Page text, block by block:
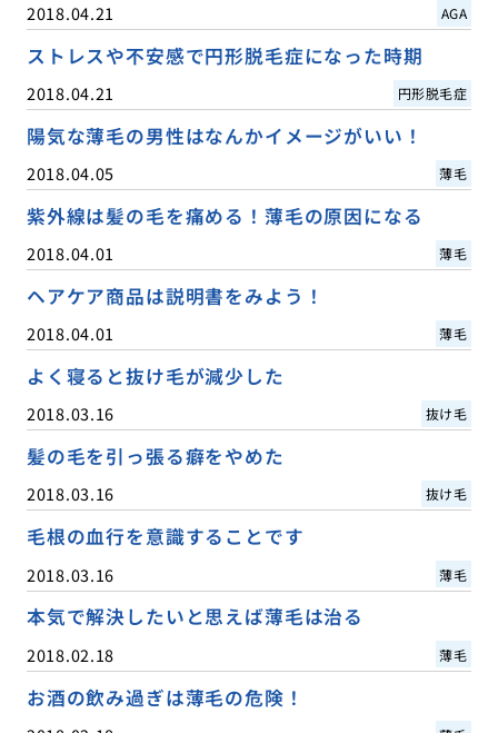
2018.04.21 AGA
ストレスや不安感で円形脱毛症になった時期
2018.04.21 円形脱毛症
陽気な薄毛の男性はなんかイメージがいい！
2018.04.05 薄毛
紫外線は髪の毛を痛める！薄毛の原因になる
2018.04.01 薄毛
ヘアケア商品は説明書をみよう！
2018.04.01 薄毛
よく寝ると抜け毛が減少した
2018.03.16 抜け毛
髪の毛を引っ張る癖をやめた
2018.03.16 抜け毛
毛根の血行を意識することです
2018.03.16 薄毛
本気で解決したいと思えば薄毛は治る
2018.02.18 薄毛
お酒の飲み過ぎは薄毛の危険！